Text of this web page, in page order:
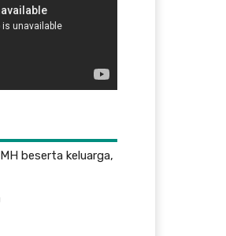
di tempat
santunan
beserta keluarga,